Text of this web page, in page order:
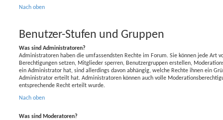
Nach oben
Benutzer-Stufen und Gruppen
Was sind Administratoren?
Administratoren haben die umfassendsten Rechte im Forum. Sie können jede Art
Berechtigungen setzen, Mitglieder sperren, Benutzergruppen erstellen,
ein Administrator hat, sind allerdings davon abhängig, welche Rechte ihnen ein
Administrator erteilt hat. Administratoren können auch volle
entsprechende Recht erteilt wurde.
Nach oben
Was sind Moderatoren?